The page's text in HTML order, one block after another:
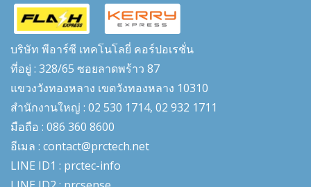
บริษัท พีอาร์ซี เทคโนโลยี่ คอร์ปอเรชั่น
ที่อยู่ : 328/65 ซอยลาดพร้าว 87
แขวงวังทองหลาง เขตวังทองหลาง 10310
สำนักงานใหญ่ : 02 530 1714, 02 932 1711
มือถือ : 086 360 8600
อีเมล : contact@prctech.net
LINE ID1 : prctec-info